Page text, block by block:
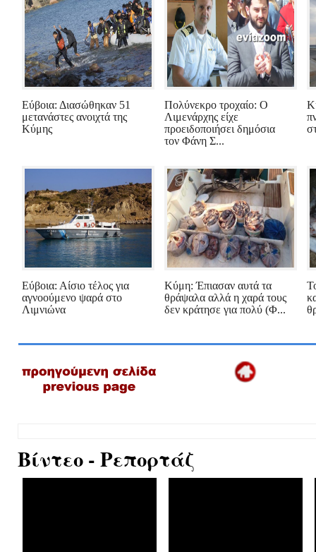
Εύβοια: Διασώθηκαν 51
μετανάστες ανοιχτά της
Κύμης
Πολύνεκρο τροχαίο: Ο
Λιμενάρχης είχε
προειδοποιήσει δημόσια
τον Φάνη Σ...
Εύβοια: Αίσιο τέλος για
αγνοούμενο ψαρά στο
Λιμνιώνα
Κύμη: Έπιασαν αυτά τα
θράψαλα αλλά η χαρά τους
δεν κράτησε για πολύ (Φ...
Βίντεο - Ρεπορτάζ